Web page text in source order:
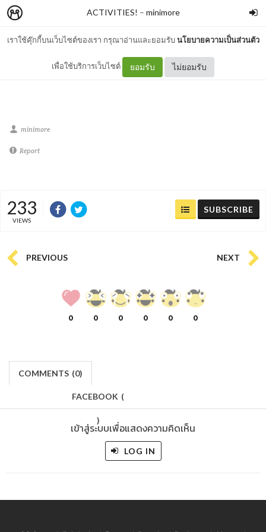
เราใช้คุ๊กกี้บนเว็บไซต์ของเรา กรุณาอ่านและยอมรับนโยบายความเป็นส่วนตัว
เพื่อใช้บริการเว็บไซต์ ยอมรับ ไม่ยอมรับ
ACTIVITIES! – minimore
Untitled
minimore
Report
233
VIEWS
SUBSCRIBE
PREVIOUS NEXT
0 0 0 0 0 0
COMMENTS (0)
FACEBOOK (
)
เข้าสู่ระบบเพื่อแสดงความคิดเห็น
LOG IN